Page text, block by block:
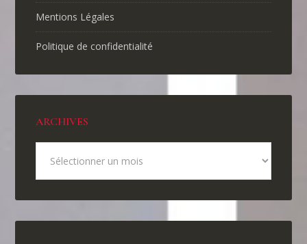
Mentions Légales
Politique de confidentialité
ARCHIVES